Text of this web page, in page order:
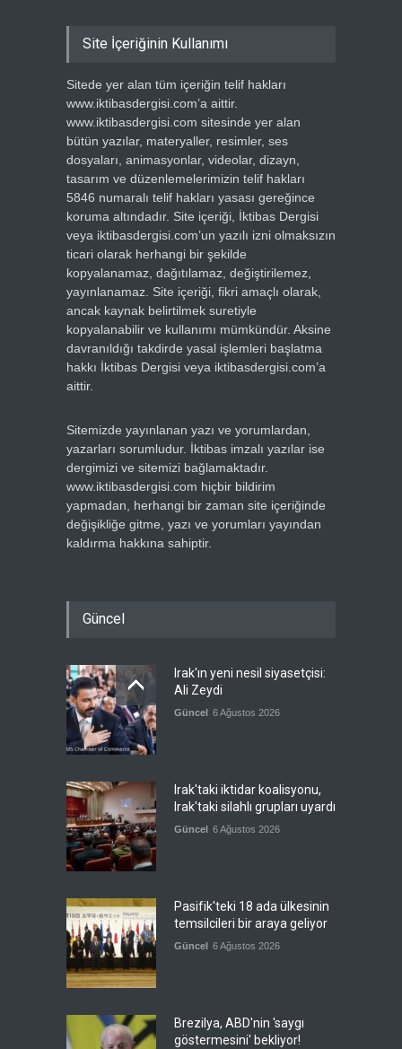
Site İçeriğinin Kullanımı
Sitede yer alan tüm içeriğin telif hakları
www.iktibasdergisi.com’a aittir.
www.iktibasdergisi.com sitesinde yer alan
bütün yazılar, materyaller, resimler, ses
dosyaları, animasyonlar, videolar, dizayn,
tasarım ve düzenlemelerimizin telif hakları
5846 numaralı telif hakları yasası gereğince
koruma altındadır. Site içeriği, İktibas Dergisi
veya iktibasdergisi.com’un yazılı izni olmaksızın
ticari olarak herhangi bir şekilde
kopyalanamaz, dağıtılamaz, değiştirilemez,
yayınlanamaz. Site içeriği, fikri amaçlı olarak,
ancak kaynak belirtilmek suretiyle
kopyalanabilir ve kullanımı mümkündür. Aksine
davranıldığı takdirde yasal işlemleri başlatma
hakkı İktibas Dergisi veya iktibasdergisi.com’a
aittir.
Sitemizde yayınlanan yazı ve yorumlardan,
yazarları sorumludur. İktibas imzalı yazılar ise
dergimizi ve sitemizi bağlamaktadır.
www.iktibasdergisi.com hiçbir bildirim
yapmadan, herhangi bir zaman site içeriğinde
değişikliğe gitme, yazı ve yorumları yayından
kaldırma hakkına sahiptir.
Güncel
Irak'ın yeni nesil siyasetçisi:
Ali Zeydi
Güncel 6 Ağustos 2026
Irak'taki iktidar koalisyonu,
Irak'taki silahlı grupları uyardı
Güncel 6 Ağustos 2026
Pasifik'teki 18 ada ülkesinin
temsilcileri bir araya geliyor
Güncel 6 Ağustos 2026
Brezilya, ABD'nin 'saygı
göstermesini' bekliyor!